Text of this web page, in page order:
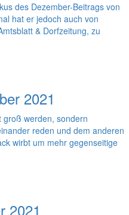
des Dezember-Beitrags von
hat er jedoch auch von
& Dorfzeitung, zu
2021
groß werden, sondern
reden und dem anderen
wirbt um mehr gegenseitige
2021